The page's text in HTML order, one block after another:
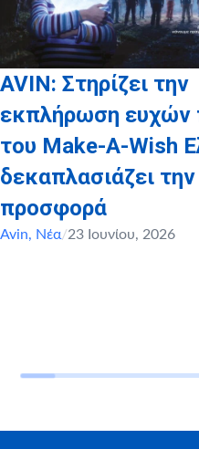
AVIN: Στηρίζει την
εκπλήρωση ευχών
του Make-A-Wish
δεκαπλασιάζει την
προσφορά
Avin, Νέα/23 Ιουνίου, 2026